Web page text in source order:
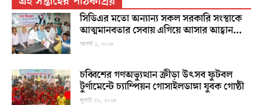
সিডিএর মতো অন্যান্য সকল সরকারি সংস্থাকে
আত্মমানবতার সেবায় এগিয়ে আসার আহ্বান...
আগস্ট ১, ২০২৬
চব্বিশের গণঅভ্যুত্থান ক্রীড়া উৎসব ফুটবল
টুর্ণামেন্টে চ্যাম্পিয়ন গোসাইলডাঙ্গা যুবক গোষ্ঠী
জুলাই ৩১, ২০২৬